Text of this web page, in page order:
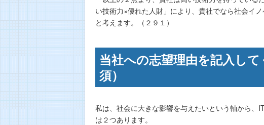
い技術力×優れた人財」により、貴社でなら社会イ
と考えます。（２９１）
当社への志望理由を記入し
須）
私は、社会に大きな影響を与えたいという軸から、
は２つあります。